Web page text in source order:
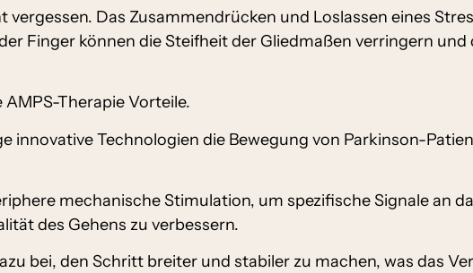
Das Zusammendrücken und Loslassen eines
Finger können die Steifheit der Gliedmaßen verringern und
Therapie Vorteile.
innovative Technologien die Bewegung von Parkinson-
mechanische Stimulation, um spezifische Signale an
des Gehens zu verbessern.
bei, den Schritt breiter und stabiler zu machen, was das